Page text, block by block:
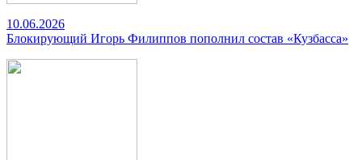
10.06.2026
Блокирующий Игорь Филиппов пополнил состав «Кузбасса»